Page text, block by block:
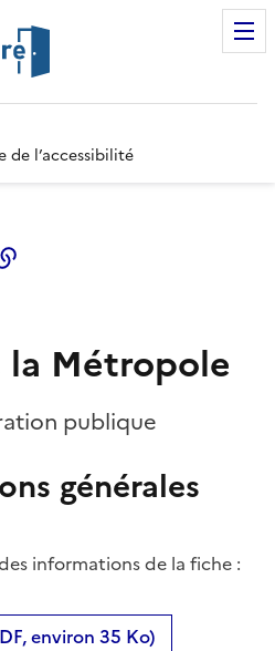
l’accessibilité
Twitter)
la Métropole
publique
générales
informations de la fiche :
environ 35 Ko)